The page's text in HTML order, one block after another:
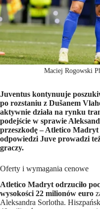
Maciej Rogowski
Juventus kontynuuje
po rozstaniu z Dušanem
aktywnie działa na rynku
podejście w sprawie
przeszkodę – Atletico Madryt
odpowiedzi Juve prowadzi
graczy.
Oferty i wymagania cenowe
Atletico Madryt odrzuciło
wysokości 22 milionów euro
Aleksandra Sorlotha.